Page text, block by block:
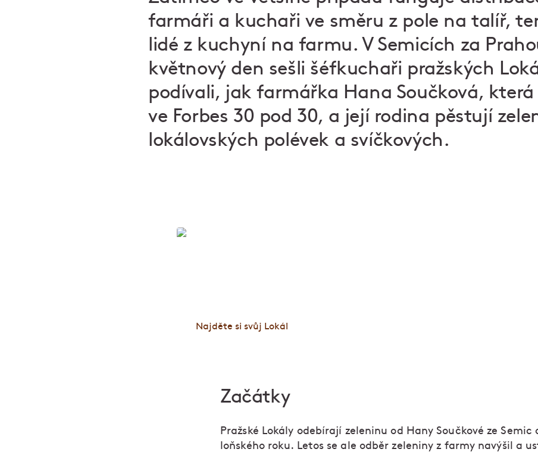
farmáři a kuchaři ve směru z pole na talíř,
lidé z kuchyní na farmu. V Semicích za
květnový den sešli šéfkuchaři pražských
podívali, jak farmářka Hana Součková,
ve Forbes 30 pod 30, a její rodina pěstují
lokálovských polévek a svíčkových.
Najděte si svůj Lokál
Začátky
Pražské Lokály odebírají zeleninu od Hany Součkové ze Semic
loňského roku. Letos se ale odběr zeleniny z farmy navýšil a